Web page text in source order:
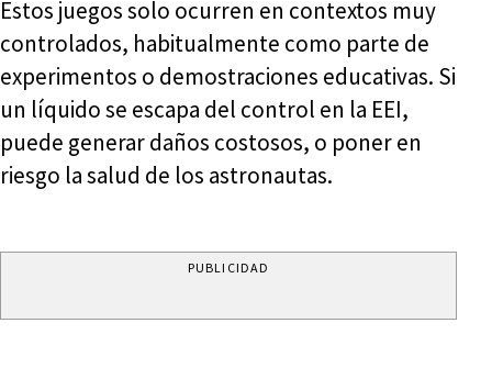
Estos juegos solo ocurren en contextos muy
controlados, habitualmente como parte de
experimentos o demostraciones educativas. Si
un líquido se escapa del control en la EEI,
puede generar daños costosos, o poner en
riesgo la salud de los astronautas.
PUBLICIDAD